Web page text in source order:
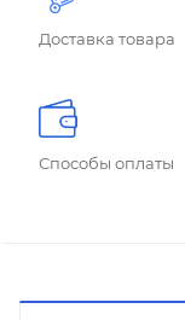
Доставка товара
Способы оплаты